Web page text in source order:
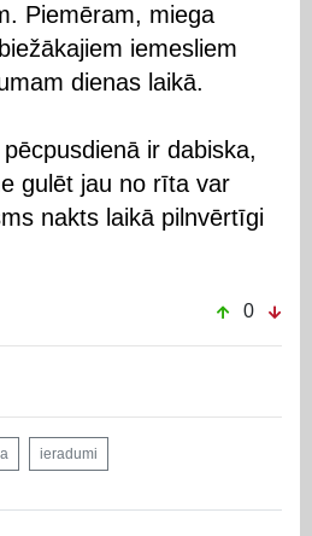
Piemēram, miega
iemesliem
dienas laikā.
ir dabiska,
gulēt jau no rīta var
nakts laikā pilnvērtīgi
0
ieradumi